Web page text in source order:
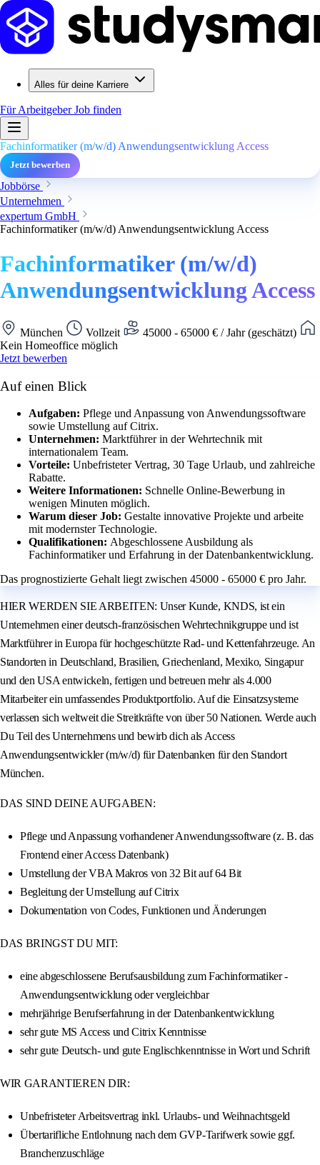
Alles für deine Karriere
Für ArbeitgeberJob finden
Fachinformatiker (m/w/d) Anwendungsentwicklung Access
Jetzt bewerben
Jobbörse
Unternehmen
expertum GmbH
Fachinformatiker (m/w/d) Anwendungsentwicklung Access
Fachinformatiker (m/w/d)
Anwendungsentwicklung Access
München Vollzeit
45000 - 65000 € / Jahr (geschätzt)
Kein Homeoffice möglich
Jetzt bewerben
Auf einen Blick
Aufgaben: Pflege und Anpassung von Anwendungssoftware
sowie Umstellung auf Citrix.
Unternehmen: Marktführer in der Wehrtechnik mit
internationalem Team.
Vorteile: Unbefristeter Vertrag, 30 Tage Urlaub, und zahlreiche
Rabatte.
Weitere Informationen: Schnelle Online-Bewerbung in
wenigen Minuten möglich.
Warum dieser Job: Gestalte innovative Projekte und arbeite
mit modernster Technologie.
Qualifikationen: Abgeschlossene Ausbildung als
Fachinformatiker und Erfahrung in der Datenbankentwicklung.
Das prognostizierte Gehalt liegt zwischen 45000 - 65000 € pro Jahr.
HIER WERDEN SIE ARBEITEN: Unser Kunde, KNDS, ist ein
Unternehmen einer deutsch-französischen Wehrtechnikgruppe und ist
Marktführer in Europa für hochgeschützte Rad- und Kettenfahrzeuge. An
Standorten in Deutschland, Brasilien, Griechenland, Mexiko, Singapur
und den USA entwickeln, fertigen und betreuen mehr als 4.000
Mitarbeiter ein umfassendes Produktportfolio. Auf die Einsatzsysteme
verlassen sich weltweit die Streitkräfte von über 50 Nationen. Werde auch
Du Teil des Unternehmens und bewirb dich als Access
Anwendungsentwickler (m/w/d) für Datenbanken für den Standort
München.
DAS SIND DEINE AUFGABEN:
Pflege und Anpassung vorhandener Anwendungssoftware (z. B. das
Frontend einer Access Datenbank)
Umstellung der VBA Makros von 32 Bit auf 64 Bit
Begleitung der Umstellung auf Citrix
Dokumentation von Codes, Funktionen und Änderungen
DAS BRINGST DU MIT:
eine abgeschlossene Berufsausbildung zum Fachinformatiker -
Anwendungsentwicklung oder vergleichbar
mehrjährige Berufserfahrung in der Datenbankentwicklung
sehr gute MS Access und Citrix Kenntnisse
sehr gute Deutsch- und gute Englischkenntnisse in Wort und Schrift
WIR GARANTIEREN DIR:
Unbefristeter Arbeitsvertrag inkl. Urlaubs- und Weihnachtsgeld
Übertarifliche Entlohnung nach dem GVP-Tarifwerk sowie ggf.
Branchenzuschläge